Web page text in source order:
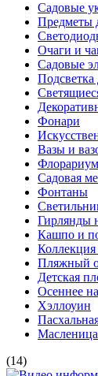
Садовые
Предметы
Очаги и
Садовые
Подсветка
Фонари
Вазы и
Садовая
Фонтаны
Гирлянды
Кашпо и
Пляжный
Детская
Осеннее
Хэллоуин
Масленица
(14)